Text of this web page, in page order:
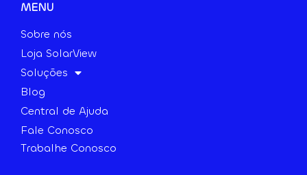
MENU
Sobre nós
Loja SolarView
Soluções
Blog
Central de Ajuda
Fale Conosco
Trabalhe Conosco